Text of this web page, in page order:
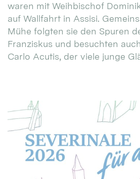
waren mit Weihbischof
auf Wallfahrt in Assisi.
Mühe folgten sie den Spuren
Franziskus und besuchten
Carlo Acutis, der viele junge